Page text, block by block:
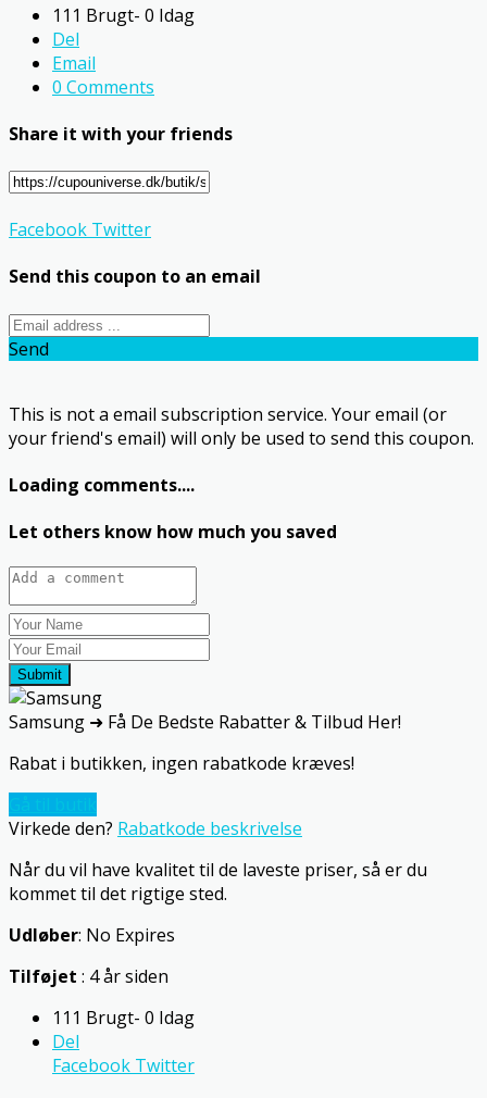
111 Brugt- 0 Idag
Del
Email
0 Comments
Share it with your friends
Facebook Twitter
Send this coupon to an email
Send
This is not a email subscription service. Your email (or
your friend's email) will only be used to send this coupon.
Loading comments....
Let others know how much you saved
Submit
Samsung ➜ Få De Bedste Rabatter & Tilbud Her!
Rabat i butikken, ingen rabatkode kræves!
Virkede den? Rabatkode beskrivelse
Når du vil have kvalitet til de laveste priser, så er du
kommet til det rigtige sted.
Udløber: No Expires
Tilføjet : 4 år siden
111 Brugt- 0 Idag
Del
Facebook Twitter